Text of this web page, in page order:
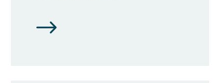
$